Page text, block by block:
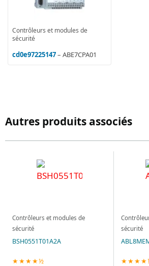
Contrôleurs et modules de
sécurité
cd0e97225147– ABE7CPA01
Autres produits associés
Contrôleurs et modules de
sécurité
BSH0551T01A2A
★★★★½
sécurité